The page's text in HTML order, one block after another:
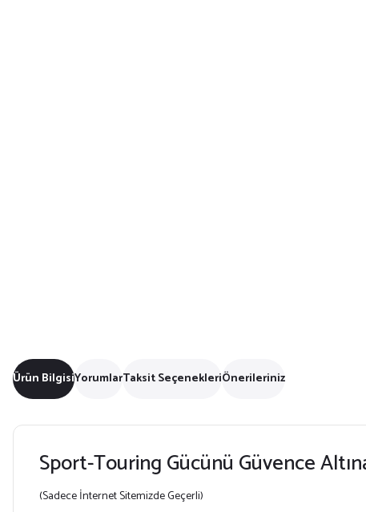
Ürün BilgisiYorumlarTaksit SeçenekleriÖnerileriniz
Sport-Touring Gücünü Güvence
(Sadece İnternet Sitemizde Geçerli)